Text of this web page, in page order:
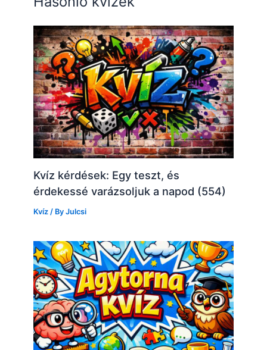
Kvíz kérdések: Egy teszt, és
érdekessé varázsoljuk a napod (554)
Kvíz / ByJulcsi